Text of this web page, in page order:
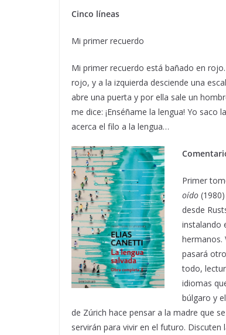
Cinco líneas
Mi primer recuerdo
Mi primer recuerdo está bañado en
rojo, y a la izquierda desciende una
abre una puerta y por ella sale un
me dice: ¡Enséñame la lengua! Yo
acerca el filo a la lengua…
Primer
oído
desde
instalando
hermanos.
pasará
todo,
idiomas
búlgaro y
de Zúrich hace pensar a la madre que
servirán para vivir en el futuro.